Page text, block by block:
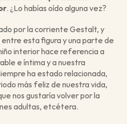
. ¿Lo habías oído alguna vez?
por la corriente Gestalt, y
esta figura y una parte de
interior hace referencia a
e íntima y a nuestra
ha estado relacionada,
más feliz de nuestra vida,
nos gustaría volver por la
adultas, etcétera.